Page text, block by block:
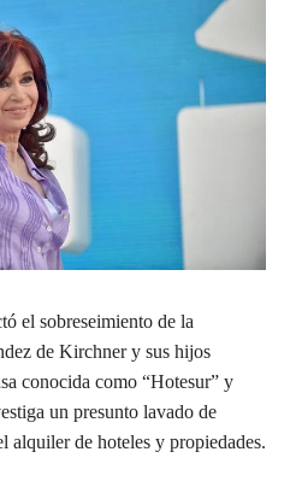
el sobreseimiento de la
de Kirchner y sus hijos
conocida como “Hotesur” y
un presunto lavado de
alquiler de hoteles y propiedades.